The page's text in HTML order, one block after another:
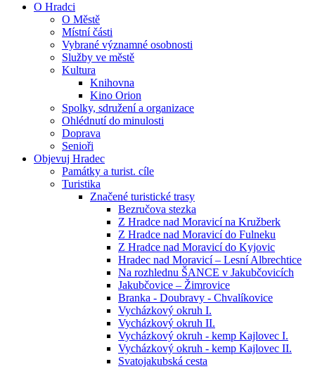
O Hradci
O Městě
Místní části
Vybrané významné osobnosti
Služby ve městě
Kultura
Knihovna
Kino Orion
Spolky, sdružení a organizace
Ohlédnutí do minulosti
Doprava
Senioři
Objevuj Hradec
Památky a turist. cíle
Turistika
Značené turistické trasy
Bezručova stezka
Z Hradce nad Moravicí na Kružberk
Z Hradce nad Moravicí do Fulneku
Z Hradce nad Moravicí do Kyjovic
Hradec nad Moravicí – Lesní Albrechtice
Na rozhlednu ŠANCE v Jakubčovicích
Jakubčovice – Žimrovice
Branka - Doubravy - Chvalíkovice
Vycházkový okruh I.
Vycházkový okruh II.
Vycházkový okruh - kemp Kajlovec I.
Vycházkový okruh - kemp Kajlovec II.
Svatojakubská cesta